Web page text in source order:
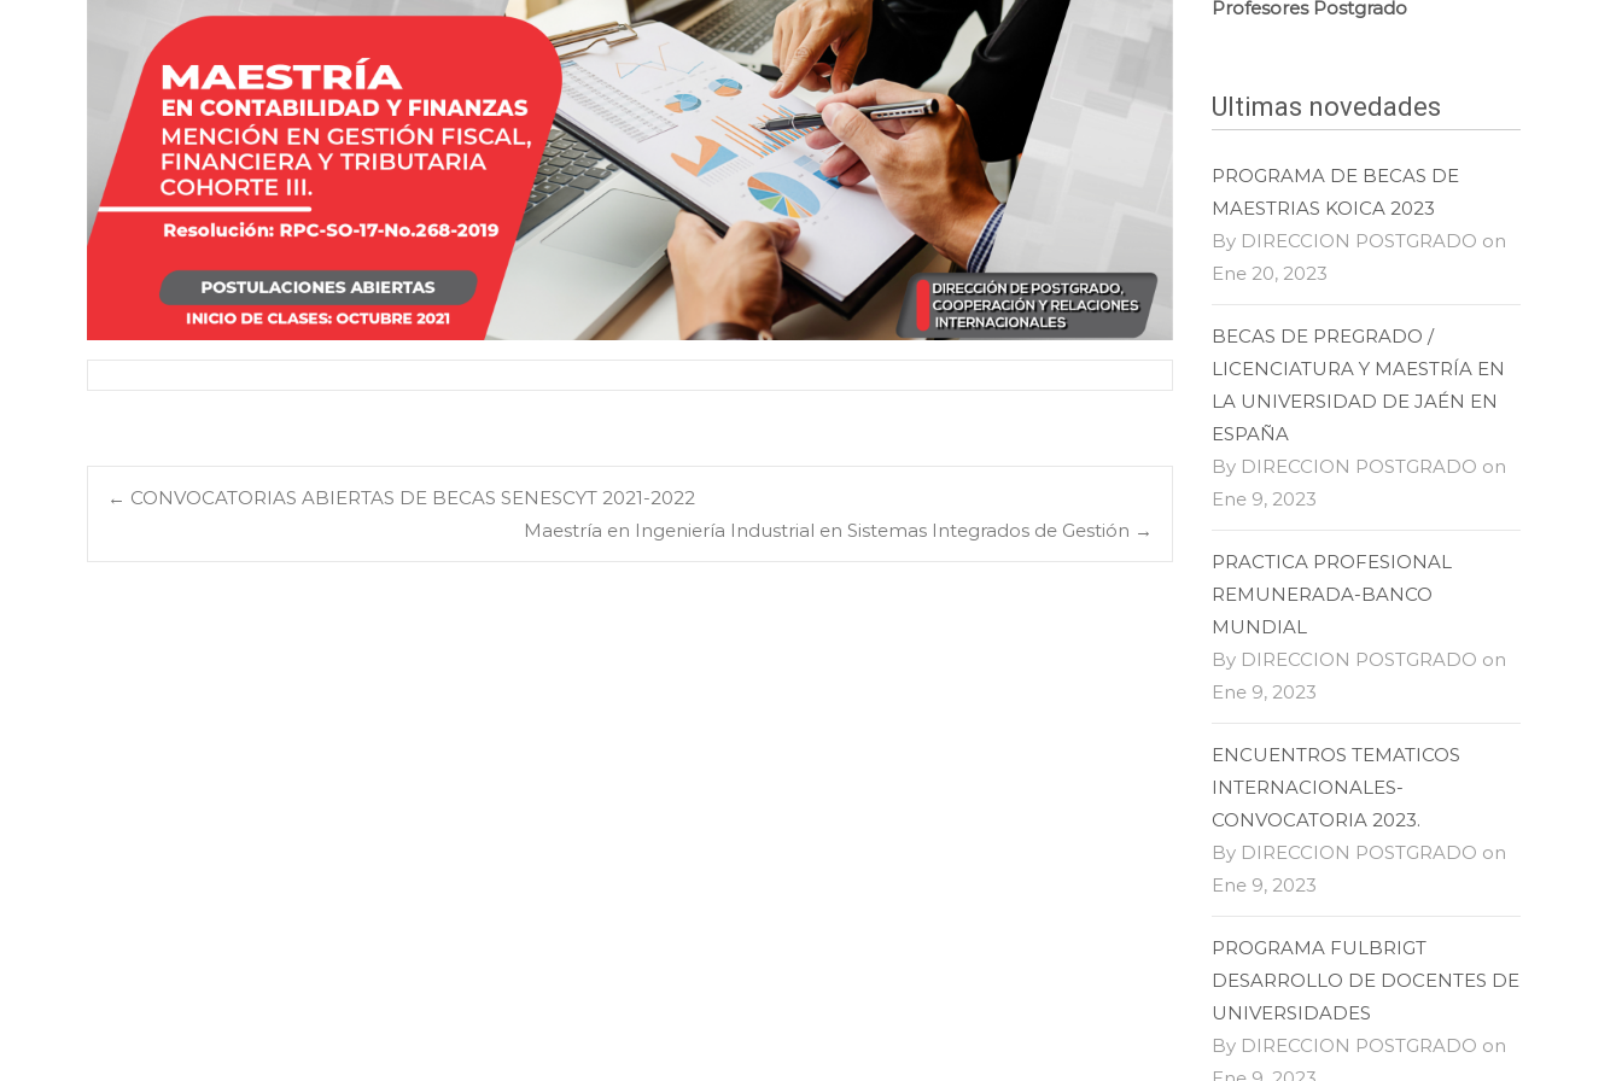
Navegación
← CONVOCATORIAS ABIERTAS DE BECAS SENESCYT 2021-2022
Maestría en Ingeniería Industrial en Sistemas Integrados de Gestión →
Profesores Postgrado
Ultimas novedades
PROGRAMA DE BECAS DE
MAESTRIAS KOICA 2023
By DIRECCION POSTGRADO on
Ene 20, 2023
BECAS DE PREGRADO /
LICENCIATURA Y MAESTRÍA EN
LA UNIVERSIDAD DE JAÉN EN
ESPAÑA
By DIRECCION POSTGRADO on
Ene 9, 2023
PRACTICA PROFESIONAL
REMUNERADA-BANCO
MUNDIAL
By DIRECCION POSTGRADO on
Ene 9, 2023
ENCUENTROS TEMATICOS
INTERNACIONALES-
CONVOCATORIA 2023.
By DIRECCION POSTGRADO on
Ene 9, 2023
PROGRAMA FULBRIGT
DESARROLLO DE DOCENTES DE
UNIVERSIDADES
By DIRECCION POSTGRADO on